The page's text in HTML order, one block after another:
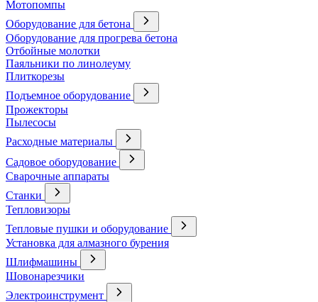
Мотопомпы
Оборудование для бетона
Оборудование для прогрева бетона
Отбойные молотки
Паяльники по линолеуму
Плиткорезы
Подъемное оборудование
Прожекторы
Пылесосы
Расходные материалы
Садовое оборудование
Сварочные аппараты
Станки
Тепловизоры
Тепловые пушки и оборудование
Установка для алмазного бурения
Шлифмашины
Шовонарезчики
Электроинструмент